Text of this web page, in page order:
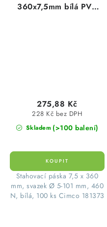
360x7,5mm bílá PVC
Skladem (>100 balení)
228 Kč bez DPH
275,88 Kč
Stahovací páska 7,5 x 360
mm, svazek Ø 5-101 mm, 460
N, bílá, 100 ks Cimco 181373